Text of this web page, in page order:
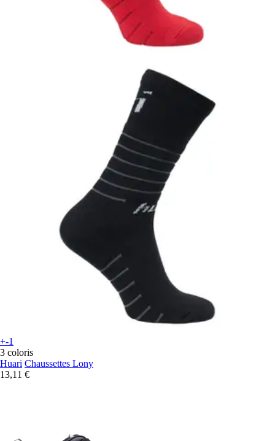
+-1
3 coloris
Huari Chaussettes Lony
13,11 €